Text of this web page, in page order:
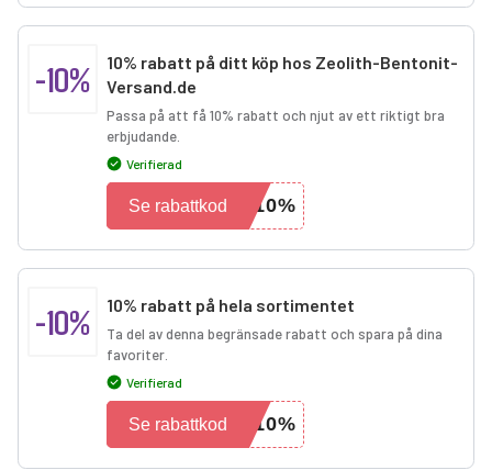
-10%
10% rabatt på ditt köp hos Zeolith-Bentonit-
Versand.de
Passa på att få 10% rabatt och njut av ett riktigt bra
erbjudande.
Verifierad
-10%
Se rabattkod
-10% 10% rabatt på hela sortimentet
Ta del av denna begränsade rabatt och spara på dina
favoriter.
Verifierad
I10%
Se rabattkod